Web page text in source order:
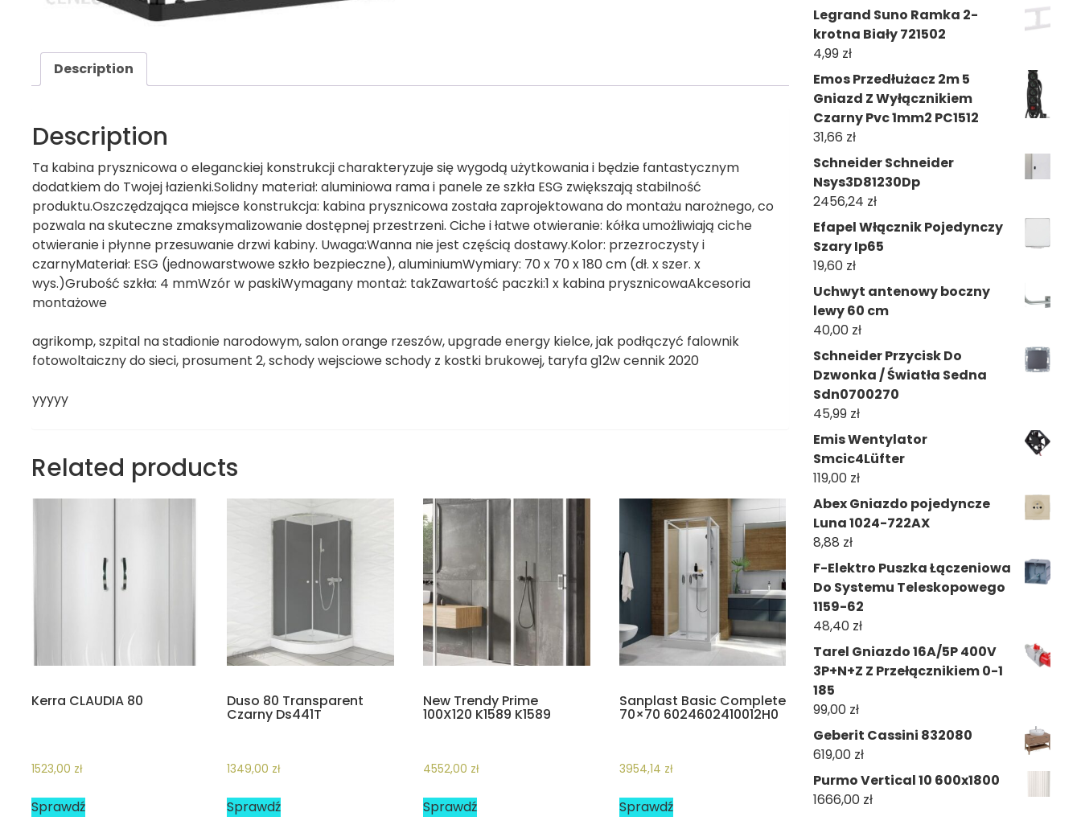
Description
Description
Ta kabina prysznicowa o eleganckiej konstrukcji charakteryzuje się wygodą użytkowania i będzie fantastycznym
dodatkiem do Twojej łazienki.Solidny materiał: aluminiowa rama i panele ze szkła ESG zwiększają stabilność
produktu.Oszczędzająca miejsce konstrukcja: kabina prysznicowa została zaprojektowana do montażu narożnego, co
pozwala na skuteczne zmaksymalizowanie dostępnej przestrzeni. Ciche i łatwe otwieranie: kółka umożliwiają ciche
otwieranie i płynne przesuwanie drzwi kabiny. Uwaga:Wanna nie jest częścią dostawy.Kolor: przezroczysty i
czarnyMateriał: ESG (jednowarstwowe szkło bezpieczne), aluminiumWymiary: 70 x 70 x 180 cm (dł. x szer. x
wys.)Grubość szkła: 4 mmWzór w paskiWymagany montaż: takZawartość paczki:1 x kabina prysznicowaAkcesoria
montażowe
agrikomp, szpital na stadionie narodowym, salon orange rzeszów, upgrade energy kielce, jak podłączyć falownik
fotowoltaiczny do sieci, prosument 2, schody wejsciowe schody z kostki brukowej, taryfa g12w cennik 2020
yyyyy
Related products
Kerra CLAUDIA 80
1523,00 zł
Sprawdź
Duso 80 Transparent
Czarny Ds441T
1349,00 zł
Sprawdź
New Trendy Prime
100X120 K1589 K1589
4552,00 zł
Sprawdź
Sanplast Basic Complete
70×70 6024602410012H0
3954,14 zł
Sprawdź
Legrand Suno Ramka 2-
krotna Biały 721502
4,99 zł
Emos Przedłużacz 2m 5
Gniazd Z Wyłącznikiem
Czarny Pvc 1mm2 PC1512
31,66 zł
Schneider Schneider
Nsys3D81230Dp
2456,24 zł
Efapel Włącznik Pojedynczy
Szary Ip65
19,60 zł
Uchwyt antenowy boczny
lewy 60 cm
40,00 zł
Schneider Przycisk Do
Dzwonka / Światła Sedna
Sdn0700270
45,99 zł
Emis Wentylator
Smcic4Lüfter
119,00 zł
Abex Gniazdo pojedyncze
Luna 1024-722AX
8,88 zł
F-Elektro Puszka Łączeniowa
Do Systemu Teleskopowego
1159-62
48,40 zł
Tarel Gniazdo 16A/5P 400V
3P+N+Z Z Przełącznikiem 0-1
185
99,00 zł
Geberit Cassini 832080
619,00 zł
Purmo Vertical 10 600x1800
1666,00 zł